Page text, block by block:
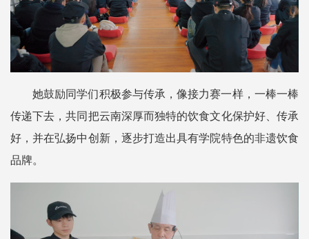
她鼓励同学们积极参与传承，像接力赛一样，一棒一棒
传递下去，共同把云南深厚而独特的饮食文化保护好、传承
好，并在弘扬中创新，逐步打造出具有学院特色的非遗饮食
品牌。